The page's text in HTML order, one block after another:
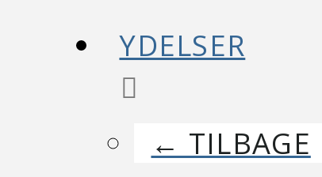
YDELSER
← TILBAGE